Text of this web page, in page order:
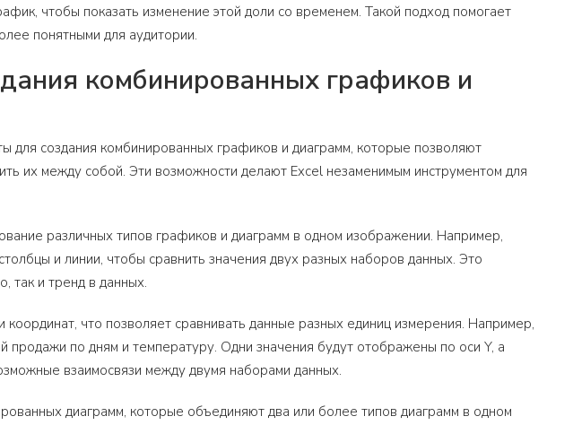
чтобы показать изменение этой доли со временем. Такой подход помогает
понятными для аудитории.
комбинированных графиков и
для создания комбинированных графиков и диаграмм, которые позволяют
их между собой. Эти возможности делают Excel незаменимым инструментом для
различных типов графиков и диаграмм в одном изображении. Например,
и линии, чтобы сравнить значения двух разных наборов данных. Это
так и тренд в данных.
что позволяет сравнивать данные разных единиц измерения. Например,
по дням и температуру. Одни значения будут отображены по оси Y, а
взаимосвязи между двумя наборами данных.
диаграмм, которые объединяют два или более типов диаграмм в одном